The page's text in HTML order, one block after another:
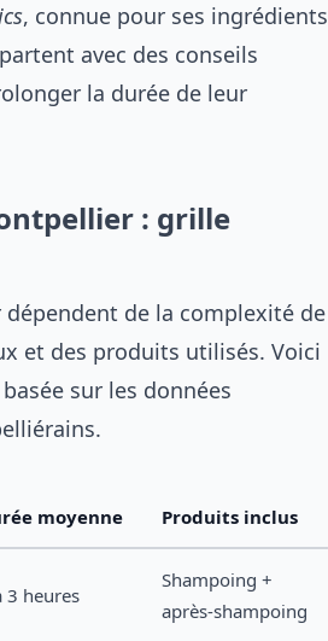
, connue pour ses ingrédients
avec des conseils
la durée de leur
: grille
de la complexité de
et des produits utilisés. Voici
sur les données
moyenne Produits inclus
3 heures
Shampoing +
après-shampoing